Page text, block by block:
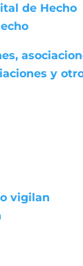
de Hecho
y
vigilan